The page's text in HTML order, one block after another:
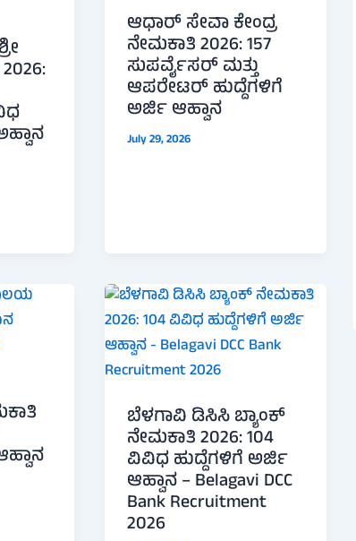
ಆಧಾರ್ ಸೇವಾ ಕೇಂದ್ರ
ನೇಮಕಾತಿ 2026: 157
ಸುಪರ್ವೈಸರ್ ಮತ್ತು
ಆಪರೇಟರ್ ಹುದ್ದೆಗಳಿಗೆ
ಅರ್ಜಿ ಆಹ್ವಾನ
July 29, 2026
ಬೆಳಗಾವಿ ಡಿಸಿಸಿ ಬ್ಯಾಂಕ್
ನೇಮಕಾತಿ 2026: 104
ವಿವಿಧ ಹುದ್ದೆಗಳಿಗೆ ಅರ್ಜಿ
ಆಹ್ವಾನ – Belagavi DCC
Bank Recruitment
2026